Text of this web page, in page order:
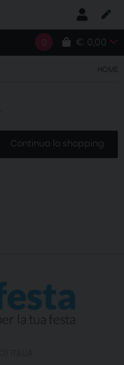
0 € 0,00
HOME
Continua lo shopping